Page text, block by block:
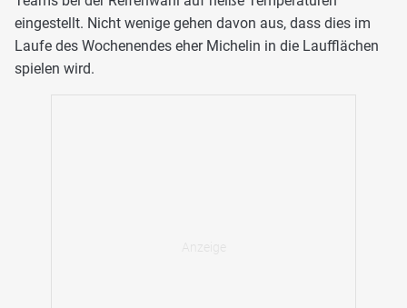
eingestellt. Nicht wenige gehen davon aus, dass dies im
Laufe des Wochenendes eher Michelin in die Laufflächen
spielen wird.